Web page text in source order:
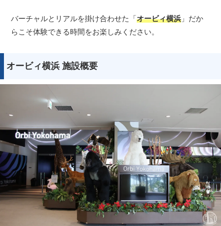
バーチャルとリアルを掛け合わせた「オービィ横浜 」だか
らこそ体験できる時間をお楽しみください。
オービィ横浜 施設概要